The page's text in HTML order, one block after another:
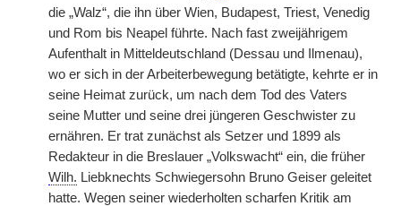
die „Walz“, die ihn über Wien, Budapest, Triest, Venedig
und Rom bis Neapel führte. Nach fast zweijährigem
Aufenthalt in Mitteldeutschland (Dessau und Ilmenau),
wo er sich in der Arbeiterbewegung betätigte, kehrte er in
seine Heimat zurück, um nach dem Tod des Vaters
seine Mutter und seine drei jüngeren Geschwister zu
ernähren. Er trat zunächst als Setzer und 1899 als
Redakteur in die Breslauer „Volkswacht“ ein, die früher
Wilh. Liebknechts Schwiegersohn Bruno Geiser geleitet
hatte. Wegen seiner wiederholten scharfen Kritik am